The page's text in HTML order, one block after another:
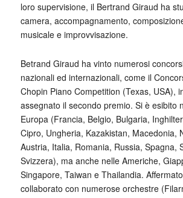
loro supervisione, il Bertrand Giraud ha
camera, accompagnamento,
musicale e improvvisazione.
Betrand Giraud ha vinto numerosi
nazionali ed internazionali, come il
Chopin Piano Competition (Texas, USA),
assegnato il secondo premio. Si è esibito
Europa (Francia, Belgio, Bulgaria,
Cipro, Ungheria, Kazakistan, Macedonia,
Austria, Italia, Romania, Russia, Spagna,
Svizzera), ma anche nelle Americhe,
Singapore, Taiwan e Thailandia.
collaborato con numerose orchestre